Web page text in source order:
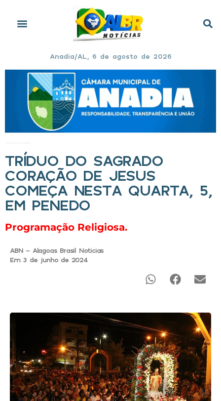
Anadia/AL, 6 de agosto de 2026
TRÍDUO DO SAGRADO
CORAÇÃO DE JESUS
COMEÇA NESTA QUARTA, 5,
EM PENEDO
Programação Religiosa.
ABN - Alagoas Brasil Noticias
Em 3 de junho de 2024